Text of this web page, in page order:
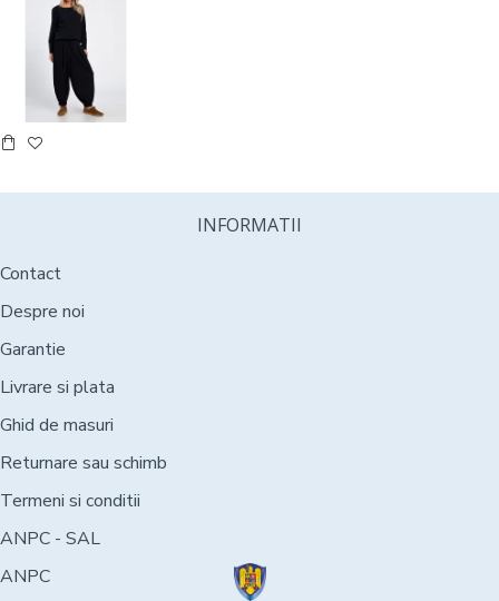
INFORMATII
Contact
Despre noi
Garantie
Livrare si plata
Ghid de masuri
Returnare sau schimb
Termeni si conditii
ANPC - SAL
ANPC